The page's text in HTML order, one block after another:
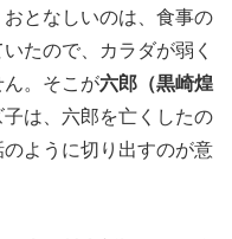
となしいのは、食事の
たので、カラダが弱く
。そこが六郎（黒崎煌
は、六郎を亡くしたの
ように切り出すのが意